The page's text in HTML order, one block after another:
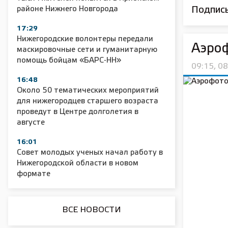
районе Нижнего Новгорода
17:29
Нижегородские волонтеры передали
маскировочные сети и гуманитарную
помощь бойцам «БАРС-НН»
16:48
Около 50 тематических мероприятий
для нижегородцев старшего возраста
проведут в Центре долголетия в
августе
16:01
Совет молодых ученых начал работу в
Нижегородской области в новом
формате
ВСЕ НОВОСТИ
09:15,
11 01 Сельское хозяйство 2025 2025 11 01